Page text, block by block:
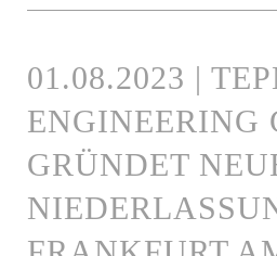
01.08.2023 |
ENGINEERING
GRÜNDET